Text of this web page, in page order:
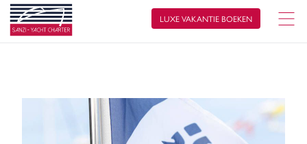
LUXE VAKANTIE BOEKEN